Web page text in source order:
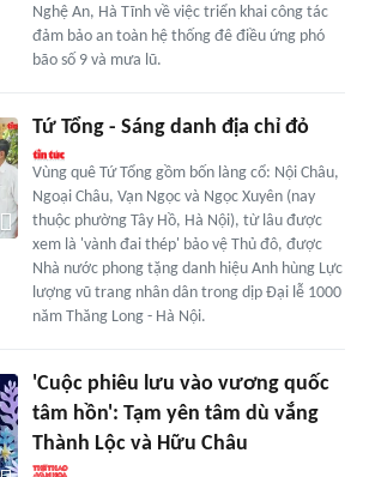
Nghệ An, Hà Tĩnh về việc triển khai công tác
đảm bảo an toàn hệ thống đê điều ứng phó
bão số 9 và mưa lũ.
Tứ Tổng - Sáng danh địa chỉ đỏ
Vùng quê Tứ Tổng gồm bốn làng cổ: Nội Châu,
Ngoại Châu, Vạn Ngọc và Ngọc Xuyên (nay
thuộc phường Tây Hồ, Hà Nội), từ lâu được
xem là 'vành đai thép' bảo vệ Thủ đô, được
Nhà nước phong tặng danh hiệu Anh hùng Lực
lượng vũ trang nhân dân trong dịp Đại lễ 1000
năm Thăng Long - Hà Nội.
'Cuộc phiêu lưu vào vương quốc
tâm hồn': Tạm yên tâm dù vắng
Thành Lộc và Hữu Châu